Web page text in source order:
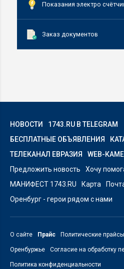
Показания электро
Заказ документов
НОВОСТИ
1743.RU В TELEGRAM
БЕСПЛАТНЫЕ ОБЪЯВЛЕНИЯ
ТЕЛЕКАНАЛ ЕВРАЗИЯ
WEB-
Предложить новость
Хочу
МАНИФЕСТ 1743.RU
Карта
Оренбург - герои рядом с нами
О сайте Прайс Политические прайсы
Оренбуржье Согласие на обработку
Политика конфиденциальности